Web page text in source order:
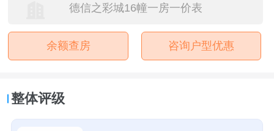
德信之彩城16幢一房一价表
余额查房 咨询户型优惠
整体评级